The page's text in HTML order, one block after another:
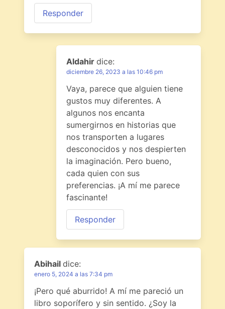
Responder
Aldahir dice:
diciembre 26, 2023 a las 10:46 pm
Vaya, parece que alguien tiene
gustos muy diferentes. A
algunos nos encanta
sumergirnos en historias que
nos transporten a lugares
desconocidos y nos despierten
la imaginación. Pero bueno,
cada quien con sus
preferencias. ¡A mí me parece
fascinante!
Responder
Abihail dice:
enero 5, 2024 a las 7:34 pm
¡Pero qué aburrido! A mí me pareció un
libro soporífero y sin sentido. ¿Soy la